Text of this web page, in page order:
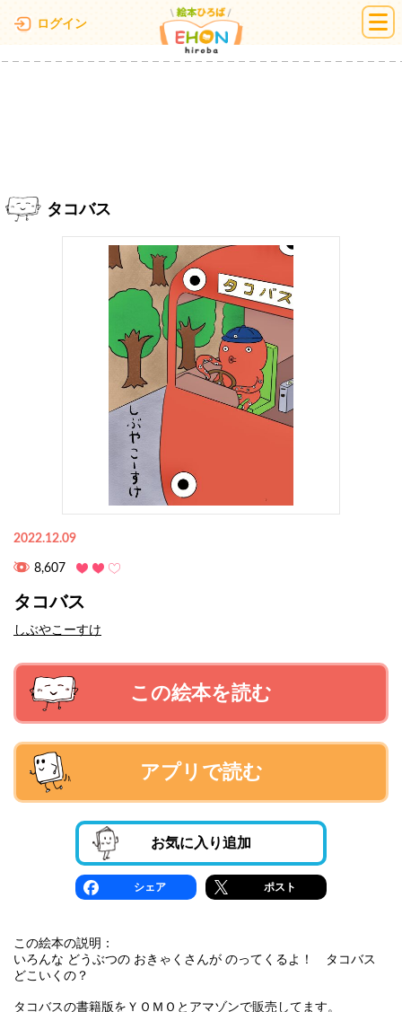
ログイン 絵本ひろば
タコバス
2022.12.09
8,607
タコバス
しぶやこーすけ
この絵本を読む
アプリで読む
お気に入り追加
シェア ポスト
この絵本の説明：
いろんな どうぶつの おきゃくさんが のってくるよ！ タコバス
どこいくの？
タコバスの書籍版をＹＯＭＯとアマゾンで販売してます。